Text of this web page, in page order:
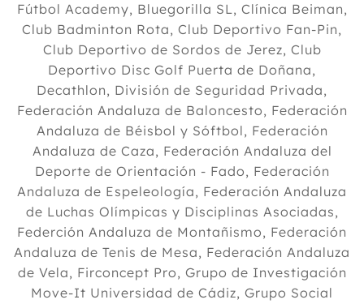
Fútbol Academy, Bluegorilla SL, Clínica Beiman,
Club Badminton Rota, Club Deportivo Fan-Pin,
Club Deportivo de Sordos de Jerez, Club
Deportivo Disc Golf Puerta de Doñana,
Decathlon, División de Seguridad Privada,
Federación Andaluza de Baloncesto, Federación
Andaluza de Béisbol y Sóftbol, Federación
Andaluza de Caza, Federación Andaluza del
Deporte de Orientación - Fado, Federación
Andaluza de Espeleología, Federación Andaluza
de Luchas Olímpicas y Disciplinas Asociadas,
Federción Andaluza de Montañismo, Federación
Andaluza de Tenis de Mesa, Federación Andaluza
de Vela, Firconcept Pro, Grupo de Investigación
Move-It Universidad de Cádiz, Grupo Social